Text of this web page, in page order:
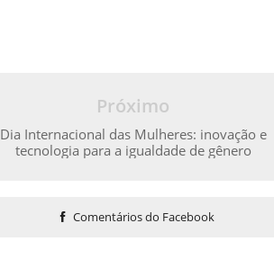
Próximo
Dia Internacional das Mulheres: inovação e
tecnologia para a igualdade de gênero
Comentários do Facebook